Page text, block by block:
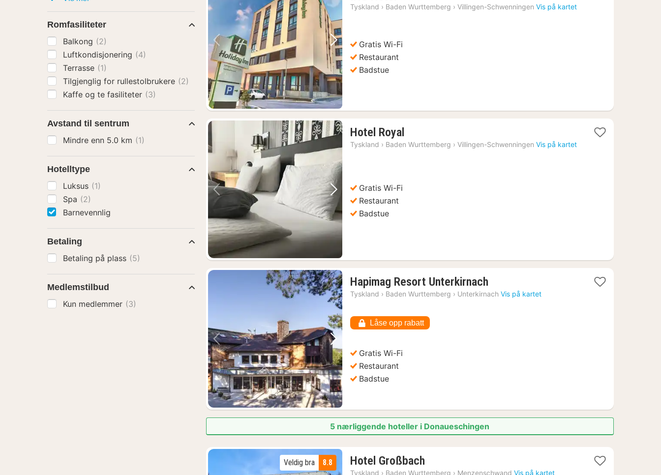
Forrige bilde Neste bilde
natt
kr.
Tyskland › Baden Wurttemberg › Villingen-Schwenningen Vis på kartet
Gratis Wi-Fi
Restaurant
Badstue
Forrige bilde Neste bilde
Hotel Royal
natt
Tyskland › Baden Wurttemberg › Villingen-Schwenningen Vis på kartet
Gratis Wi-Fi
Restaurant
Badstue
Forrige bilde Neste bilde
Hapimag Resort Unterkirnach
natt
Tyskland › Baden Wurttemberg › Unterkirnach Vis på kartet
Låse opp rabatt
Gratis Wi-Fi
Restaurant
Badstue
5 nærliggende hoteller i Donaueschingen
8.8
Veldig bra Hotel Großbach
natt
Tyskland › Baden Wurttemberg › Menzenschwand Vis på kartet
Romfasiliteter
Balkong (2)
Luftkondisjonering (4)
Terrasse (1)
Tilgjenglig for rullestolbrukere (2)
Kaffe og te fasiliteter (3)
Avstand til sentrum
Mindre enn 5.0 km (1)
Hotelltype
Luksus (1)
Spa (2)
Barnevennlig
Betaling
Betaling på plass (5)
Medlemstilbud
Kun medlemmer (3)